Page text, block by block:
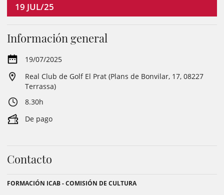
19 JUL/25
Información general
19/07/2025
Real Club de Golf El Prat (Plans de Bonvilar, 17, 08227
Terrassa)
8.30h
De pago
Contacto
FORMACIÓN ICAB - COMISIÓN DE CULTURA